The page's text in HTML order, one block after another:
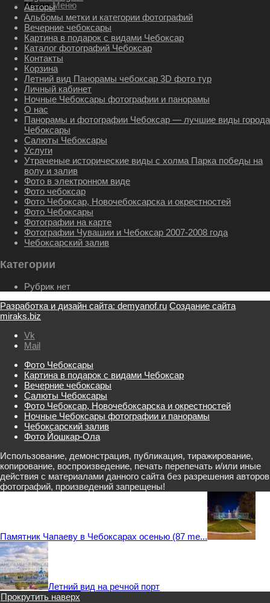
Меню Меню
Авторы
Альбомы метки и категории фотографий
Вечерние чебоксары
Картина в подарок с видами Чебоксар
Каталог фотографий Чебоксар
Контакты
Корзина
Летний вид Панорамы чебоксар 3D фото тур
Личный кабинет
Ночные Чебоксары фотографии и панорамы
О нас
Панорамы и фотографии Чебоксар — лучшие виды города
Чебоксары
Салюты Чебоксары
Услуги
Утраченые исторические виды с холма Парка победы на
волу и залив
Фото в электронном виде
Фото чебоксар
Фото Чебоксар, Новочебоксарска и окрестностей
Фото Чебоксары
Фотографии на карте
Фотографии Чувашии и Чебоксар 2007-2008 года
Чебоксарский залив
Категории
Рубрик нет
Разработка и дизайн сайта: demyanof.ru Создание сайта
miraks.biz
Vk
Mail
Фото Чебоксары
Картина в подарок с видами Чебоксар
Вечерние чебоксары
Салюты Чебоксары
Фото Чебоксар, Новочебоксарска и окрестностей
Ночные Чебоксары фотографии и панорамы
Чебоксарский залив
Фото Йошкар-Ола
Использование, демонстрация, публикация, тиражирование,
копирование, воспроизведение, печать перепечать и/или иные
действия с материалами данного сайта без разрешения авторов
фотографий, произведений запрещены!
Памятник Чапаеву в Чебоксарах осенью (87 me...
Летний вид на речной порт
Прокрутить наверх